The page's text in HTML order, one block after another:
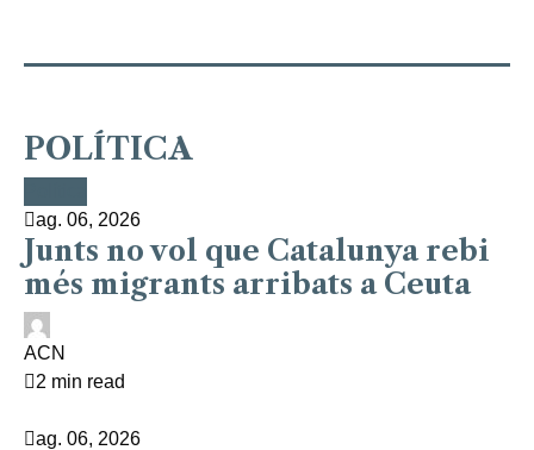
POLÍTICA
ag. 06, 2026
Junts no vol que Catalunya rebi
més migrants arribats a Ceuta
ACN
2 min read
ag. 06, 2026